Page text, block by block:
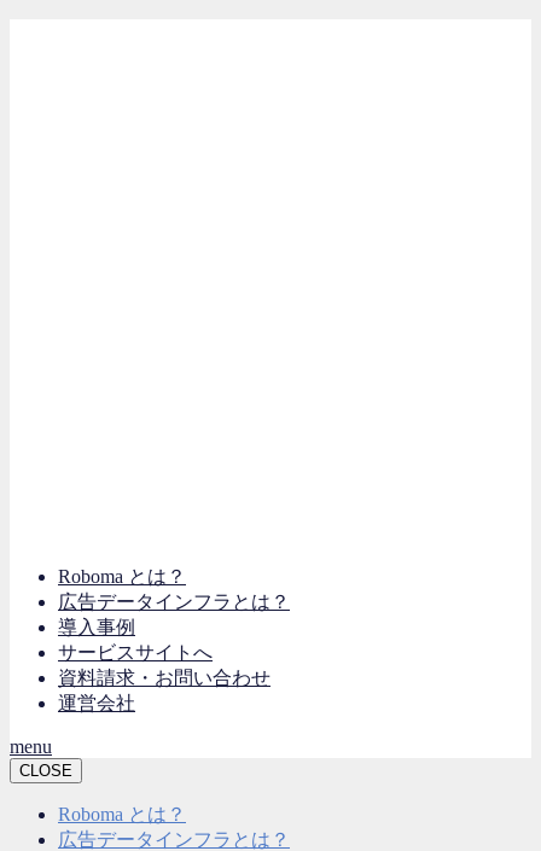
Roboma とは？
広告データインフラとは？
導入事例
サービスサイトへ
資料請求・お問い合わせ
運営会社
menu
CLOSE
Roboma とは？
広告データインフラとは？